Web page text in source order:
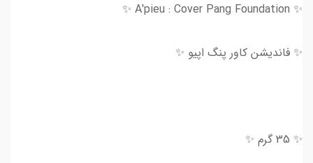
✨ A'pieu : Cover Pang Foundation ✨
✨ فاندیشن کاور پنگ اپیو ✨
✨ 35 گرم ✨